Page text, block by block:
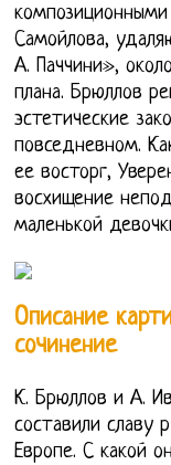
Самойлова,
А. Паччини»,
плана. Брюллов
эстетические
повседневном.
ее восторг,
восхищение
маленькой
Описание
сочинение
К. Брюллов и А.
составили славу
Европе. С какой